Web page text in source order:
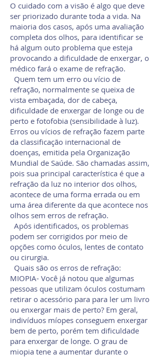
O cuidado com a visão é algo que deve
ser priorizado durante toda a vida. Na
maioria dos casos, após uma avaliação
completa dos olhos, para identificar se
há algum outo problema que esteja
provocando a dificuldade de enxergar, o
médico fará o exame de refração.
Quem tem um erro ou vício de
refração, normalmente se queixa de
vista embaçada, dor de cabeça,
dificuldade de enxergar de longe ou de
perto e fotofobia (sensibilidade à luz).
Erros ou vícios de refração fazem parte
da classificação internacional de
doenças, emitida pela Organização
Mundial de Saúde. São chamadas assim,
pois sua principal característica é que a
refração da luz no interior dos olhos,
acontece de uma forma errada ou em
uma área diferente da que acontece nos
olhos sem erros de refração.
Após identificados, os problemas
podem ser corrigidos por meio de
opções como óculos, lentes de contato
ou cirurgia.
Quais são os erros de refração:
MIOPIA- Você já notou que algumas
pessoas que utilizam óculos costumam
retirar o acessório para para ler um livro
ou enxergar mais de perto? Em geral,
indivíduos míopes conseguem enxergar
bem de perto, porém tem dificuldade
para enxergar de longe. O grau de
miopia tene a aumentar durante o